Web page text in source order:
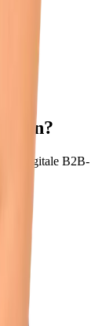
für digitale B2B-